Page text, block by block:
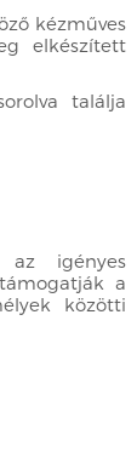
kézműves
elkészített
találja
az igényes
a
közötti